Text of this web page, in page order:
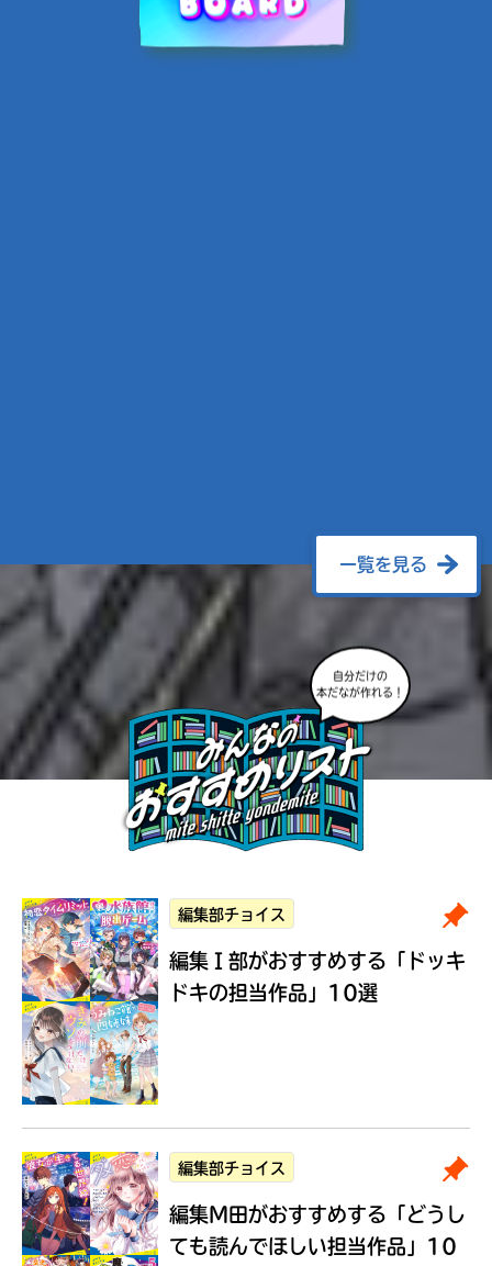
一覧を見る
自分だけの
本だなが作れる！
編集部チョイス
編集Ｉ部がおすすめする 「ドッキ
ドキの担当作品」10選
編集部チョイス
編集M田がおすすめする 「どうし
ても読んでほしい担当作品」10